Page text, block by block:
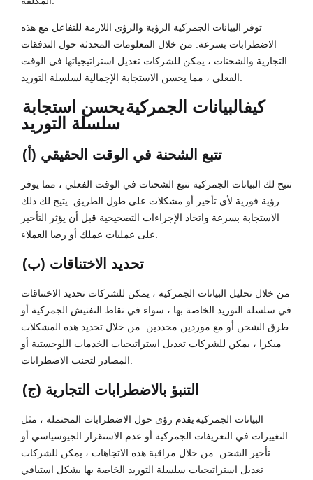
توفر البيانات الجمركية الرؤية والرؤى اللازمة للتفاعل مع هذه
الاضطرابات بسرعة. من خلال المعلومات المحدثة حول التدفقات
التجارية والشحنات ، يمكن للشركات تعديل استراتيجياتها في الوقت
كيفالبيانات الجمركيةيحسن استجابة
سلسلة التوريد
(أ) تتبع الشحنة في الوقت الحقيقي
تتيح لك البيانات الجمركية تتبع الشحنات في الوقت الفعلي ، مما يوفر
رؤية فورية لأي تأخير أو مشكلات على طول الطريق. يتيح لك ذلك
الاستجابة بسرعة واتخاذ الإجراءات التصحيحية قبل أن يؤثر التأخير
(ب) تحديد الاختناقات
من خلال تحليل البيانات الجمركية ، يمكن للشركات تحديد الاختناقات
في سلسلة التوريد الخاصة بها ، سواء في نقاط التفتيش الجمركية أو
طرق الشحن أو مع موردين محددين. من خلال تحديد هذه المشكلات
مبكرا ، يمكن للشركات تعديل استراتيجيات الخدمات اللوجستية أو
(ج) التنبؤ بالاضطرابات التجارية
البيانات الجمركية يقدم رؤى حول الاضطرابات المحتملة ، مثل
التغييرات في التعريفات الجمركية أو عدم الاستقرار الجيوسياسي أو
تأخير الشحن. من خلال مراقبة هذه الاتجاهات ، يمكن للشركات
تعديل استراتيجيات سلسلة التوريد الخاصة بها بشكل استباقي